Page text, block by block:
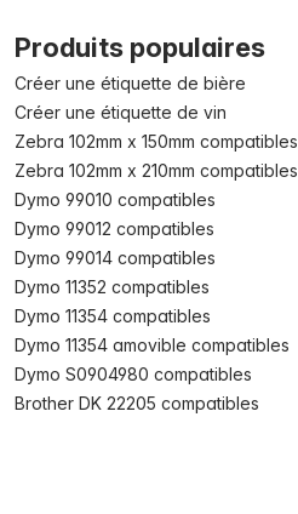
Produits populaires
Créer une étiquette de bière
Créer une étiquette de vin
Zebra 102mm x 150mm compatibles
Zebra 102mm x 210mm compatibles
Dymo 99010 compatibles
Dymo 99012 compatibles
Dymo 99014 compatibles
Dymo 11352 compatibles
Dymo 11354 compatibles
Dymo 11354 amovible compatibles
Dymo S0904980 compatibles
Brother DK 22205 compatibles